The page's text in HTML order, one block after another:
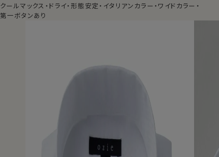
クールマックス・ドライ・形態安定・イタリアンカラー・ワイドカラー・
第一ボタンあり